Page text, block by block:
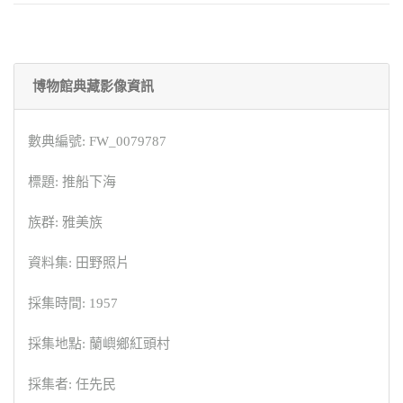
博物館典藏影像資訊
數典編號: FW_0079787
標題: 推船下海
族群: 雅美族
資料集: 田野照片
採集時間: 1957
採集地點: 蘭嶼鄉紅頭村
採集者: 任先民